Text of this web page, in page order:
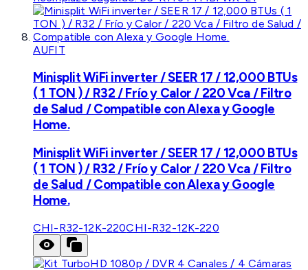
AUFIT
Minisplit WiFi inverter / SEER 17 / 12,000 BTUs
( 1 TON ) / R32 / Frío y Calor / 220 Vca / Filtro
de Salud / Compatible con Alexa y Google
Home.
Minisplit WiFi inverter / SEER 17 / 12,000 BTUs
( 1 TON ) / R32 / Frío y Calor / 220 Vca / Filtro
de Salud / Compatible con Alexa y Google
Home.
CHI-R32-12K-220CHI-R32-12K-220